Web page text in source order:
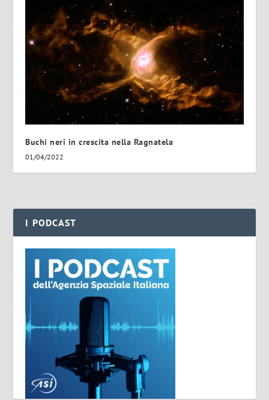
Buchi neri in crescita nella Ragnatela
01/04/2022
I PODCAST